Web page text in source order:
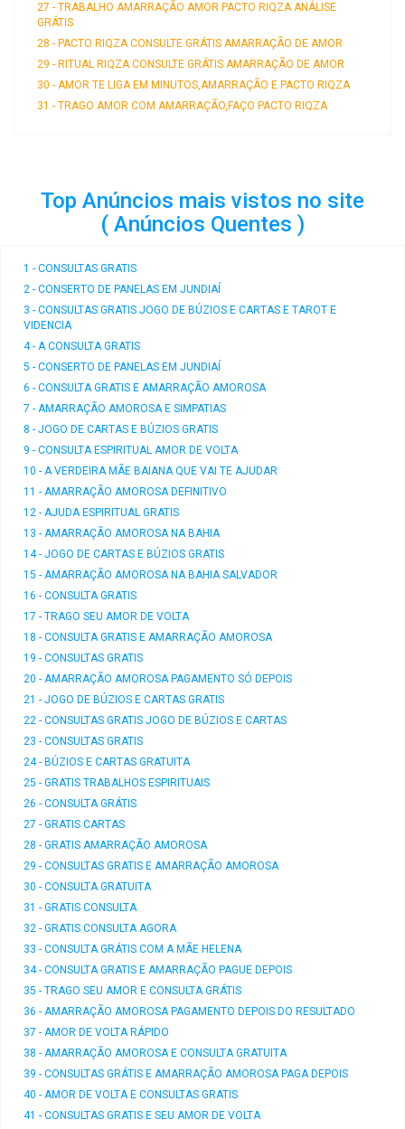
27 - TRABALHO AMARRAÇÃO AMOR PACTO RIQZA ANÁLISE
GRÁTIS
28 - PACTO RIQZA CONSULTE GRÁTIS AMARRAÇÃO DE AMOR
29 - RITUAL RIQZA CONSULTE GRÁTIS AMARRAÇÃO DE AMOR
30 - AMOR TE LIGA EM MINUTOS,AMARRAÇÃO E PACTO RIQZA
31 - TRAGO AMOR COM AMARRAÇÃO,FAÇO PACTO RIQZA
Top Anúncios mais vistos no site
( Anúncios Quentes )
1 - CONSULTAS GRATIS
2 - CONSERTO DE PANELAS EM JUNDIAÍ
3 - CONSULTAS GRATIS JOGO DE BÚZIOS E CARTAS E TAROT E
VIDENCIA
4 - A CONSULTA GRATIS
5 - CONSERTO DE PANELAS EM JUNDIAÍ
6 - CONSULTA GRATIS E AMARRAÇÃO AMOROSA
7 - AMARRAÇÃO AMOROSA E SIMPATIAS
8 - JOGO DE CARTAS E BÚZIOS GRATIS
9 - CONSULTA ESPIRITUAL AMOR DE VOLTA
10 - A VERDEIRA MÃE BAIANA QUE VAI TE AJUDAR
11 - AMARRAÇÃO AMOROSA DEFINITIVO
12 - AJUDA ESPIRITUAL GRATIS
13 - AMARRAÇÃO AMOROSA NA BAHIA
14 - JOGO DE CARTAS E BÚZIOS GRATIS
15 - AMARRAÇÃO AMOROSA NA BAHIA SALVADOR
16 - CONSULTA GRATIS
17 - TRAGO SEU AMOR DE VOLTA
18 - CONSULTA GRATIS E AMARRAÇÃO AMOROSA
19 - CONSULTAS GRATIS
20 - AMARRAÇÃO AMOROSA PAGAMENTO SÓ DEPOIS
21 - JOGO DE BÚZIOS E CARTAS GRATIS
22 - CONSULTAS GRATIS JOGO DE BÚZIOS E CARTAS
23 - CONSULTAS GRATIS
24 - BÚZIOS E CARTAS GRATUITA
25 - GRATIS TRABALHOS ESPIRITUAIS
26 - CONSULTA GRÁTIS
27 - GRATIS CARTAS
28 - GRATIS AMARRAÇÃO AMOROSA
29 - CONSULTAS GRATIS E AMARRAÇÃO AMOROSA
30 - CONSULTA GRATUITA
31 - GRATIS CONSULTA
32 - GRATIS CONSULTA AGORA
33 - CONSULTA GRÁTIS COM A MÃE HELENA
34 - CONSULTA GRATIS E AMARRAÇÃO PAGUE DEPOIS
35 - TRAGO SEU AMOR E CONSULTA GRÁTIS
36 - AMARRAÇÃO AMOROSA PAGAMENTO DEPOIS DO RESULTADO
37 - AMOR DE VOLTA RÁPIDO
38 - AMARRAÇÃO AMOROSA E CONSULTA GRATUITA
39 - CONSULTAS GRÁTIS E AMARRAÇÃO AMOROSA PAGA DEPOIS
40 - AMOR DE VOLTA E CONSULTAS GRATIS
41 - CONSULTAS GRATIS E SEU AMOR DE VOLTA